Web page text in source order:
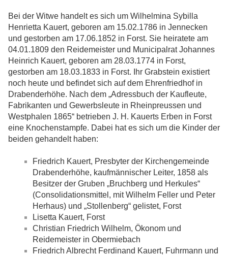
Bei der Witwe handelt es sich um Wilhelmina Sybilla
Henrietta Kauert, geboren am 15.02.1786 in Jennecken
und gestorben am 17.06.1852 in Forst. Sie heiratete am
04.01.1809 den Reidemeister und Municipalrat Johannes
Heinrich Kauert, geboren am 28.03.1774 in Forst,
gestorben am 18.03.1833 in Forst. Ihr Grabstein existiert
noch heute und befindet sich auf dem Ehrenfriedhof in
Drabenderhöhe. Nach dem „Adressbuch der Kaufleute,
Fabrikanten und Gewerbsleute in Rheinpreussen und
Westphalen 1865“ betrieben J. H. Kauerts Erben in Forst
eine Knochenstampfe. Dabei hat es sich um die Kinder der
beiden gehandelt haben:
Friedrich Kauert, Presbyter der Kirchengemeinde
Drabenderhöhe, kaufmännischer Leiter, 1858 als
Besitzer der Gruben „Bruchberg und Herkules“
(Consolidationsmittel, mit Wilhelm Feller und Peter
Herhaus) und „Stollenberg“ gelistet, Forst
Lisetta Kauert, Forst
Christian Friedrich Wilhelm, Ökonom und
Reidemeister in Obermiebach
Friedrich Albrecht Ferdinand Kauert, Fuhrmann und